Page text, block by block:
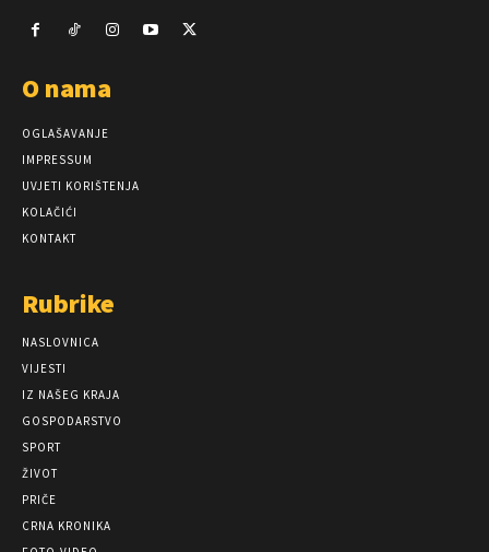
O nama
OGLAŠAVANJE
IMPRESSUM
UVJETI KORIŠTENJA
KOLAČIĆI
KONTAKT
Rubrike
NASLOVNICA
VIJESTI
IZ NAŠEG KRAJA
GOSPODARSTVO
SPORT
ŽIVOT
PRIČE
CRNA KRONIKA